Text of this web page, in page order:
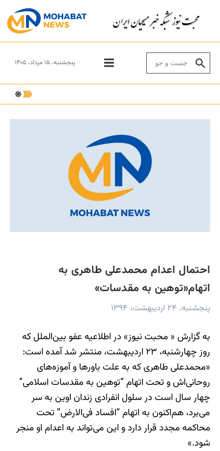
پنجشنبه، ۱۵ مرداد، ۱۴۰۵
احتمال اعدام محمدعلی طاهری به
اتهام«توهین به مقدسات»
پنجشنبه، ۲۴ اردیبهشت، ۱۳۹۴
به گزارش « محبت نیوز» در اطلاعيه عفو بين‌الملل که
روز چهارشنبه، ۲۳ ارديبهشت، منتشر شد آمده است:
«محمدعلی طاهری که به علت باورها و آموزه‌های
روحانی‌اش و تحت اتهام “توهين به مقدسات اسلامی”
چهار سال است در سلول انفرادی زندان اوين به سر
می‌برد، هم‌اکنون به اتهام “افساد فی‌الارض” تحت
محاکمه مجدد قرار دارد و اين می‌تواند به اعدام او منجر
شود.»